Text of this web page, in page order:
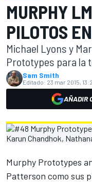
MURPHY
PILOTOS
Michael Lyons y
Prototypes para la
Sam Smith
Editado: 23 mar 2015,
AÑADIR
Murphy Prototypes
Patterson como sus